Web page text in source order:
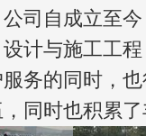
自成立至今
计与施工工
务的同时，
，同时也积累